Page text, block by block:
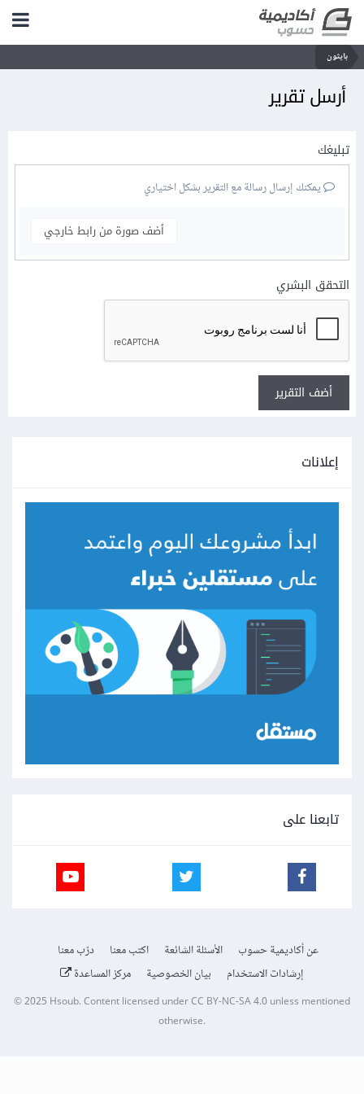
بايثون
أرسل تقرير
تبليغك
يمكنك إرسال رسالة مع التقرير بشكل اختياري
أضف صورة من رابط خارجي
التحقق البشري
أضف التقرير
إعلانات
تابعنا على
عن أكاديمية حسوب الأسئلة الشائعة اكتب معنا
درّب معنا
إرشادات الاستخدام
بيان الخصوصية مركز المساعدة
© 2025 Hsoub.Content licensed underCC BY-NC-SA 4.0unless mentioned
otherwise.